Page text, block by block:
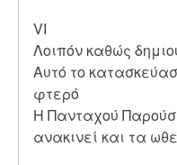
VΙ
Λοιπόν καθώς
Αυτό το
φτερό
Η Πανταχού
ανακινεί και τα